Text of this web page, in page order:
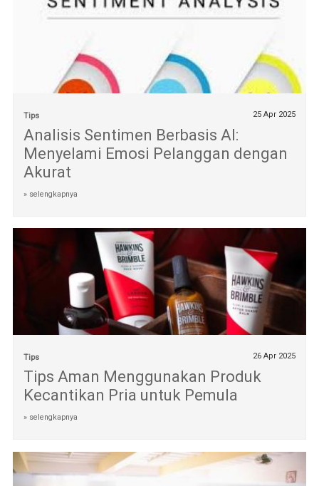
Tips 25 Apr 2025
Analisis Sentimen Berbasis AI:
Menyelami Emosi Pelanggan dengan
Akurat
» selengkapnya
Tips 26 Apr 2025
Tips Aman Menggunakan Produk
Kecantikan Pria untuk Pemula
» selengkapnya